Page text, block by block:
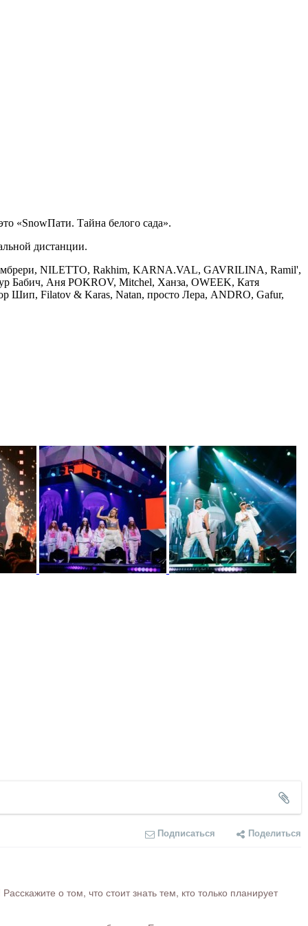
«SnowПати. Тайна белого сада».
дистанции.
NILETTO, Rakhim, KARNA.VAL, GAVRILINA, Ramil',
Бабич, Аня POKROV, Mitchel, Ханза, OWEEK, Катя
Filatov & Karas, Natan, просто Лера, ANDRO, Gafur,
Подписаться Поделиться
о том, что стоит знать тем, кто только планирует